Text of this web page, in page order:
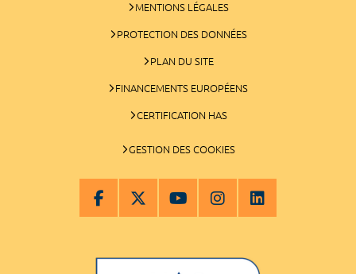
MENTIONS LÉGALES
PROTECTION DES DONNÉES
PLAN DU SITE
FINANCEMENTS EUROPÉENS
CERTIFICATION HAS
GESTION DES COOKIES